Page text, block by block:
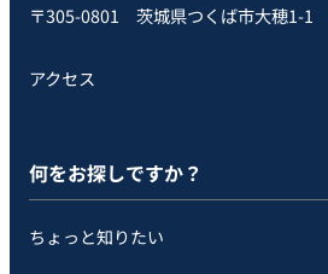
〒305-0801 茨城県つくば市大穂1-1
アクセス
何をお探しですか？
ちょっと知りたい